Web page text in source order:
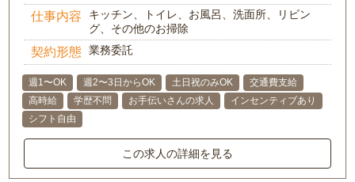
仕事内容
キッチン、トイレ、お風呂、洗面所、リビン
グ、その他のお掃除
契約形態 業務委託
週1〜OK 週2〜3日からOK 土日祝のみOK
交通費支給
高時給
学歴不問 お手伝いさんの求人
インセンティブあり
シフト自由
この求人の詳細を見る